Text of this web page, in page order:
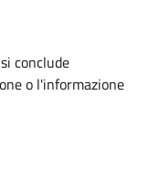
conclude
o l'informazione